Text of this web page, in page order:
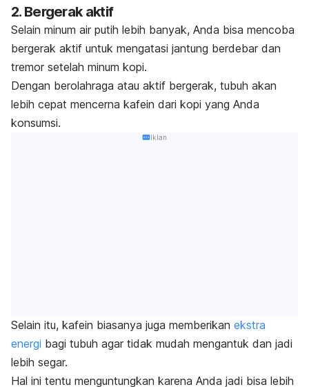
2. Bergerak aktif
Selain minum air putih lebih banyak, Anda bisa mencoba
bergerak aktif untuk mengatasi jantung berdebar dan
tremor setelah minum kopi.
Dengan berolahraga atau aktif bergerak, tubuh akan
lebih cepat mencerna kafein dari kopi yang Anda
konsumsi.
Iklan
Selain itu, kafein biasanya juga memberikan ekstra
energi bagi tubuh agar tidak mudah mengantuk dan jadi
lebih segar.
Hal ini tentu menguntungkan karena Anda jadi bisa lebih